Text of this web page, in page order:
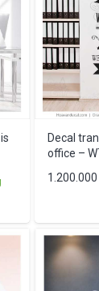
Decal
office –